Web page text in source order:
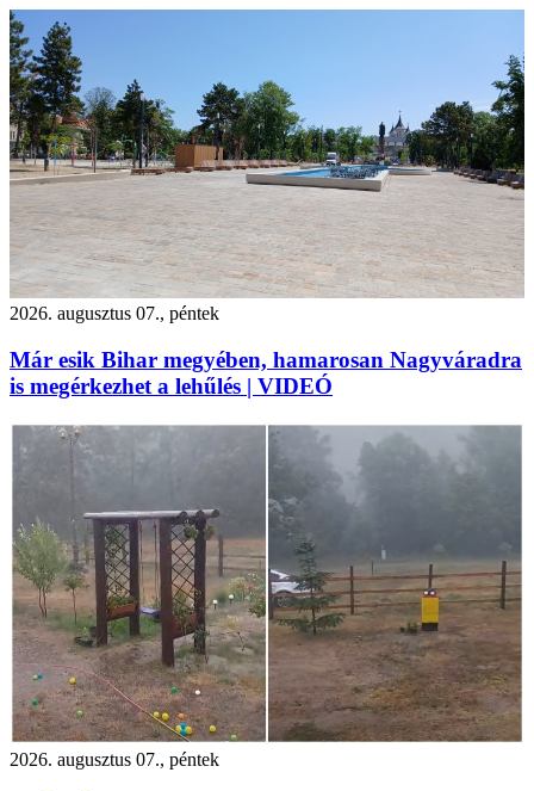
2026. augusztus 07., péntek
Már esik Bihar megyében, hamarosan Nagyváradra
is megérkezhet a lehűlés | VIDEÓ
2026. augusztus 07., péntek